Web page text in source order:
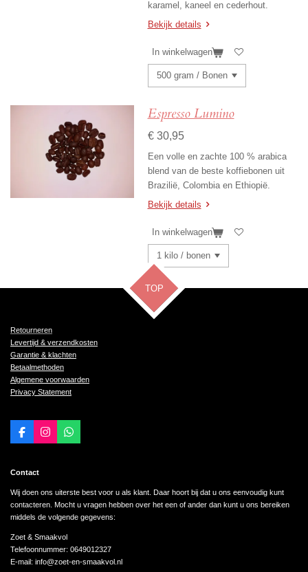
karamel, kaneel en cederhout.
Bekijk details
In winkelwagen
Espresso Lumino
€ 30,95
Een volle en zachte 100 % arabica
blend van de beste koffiebonen uit
Brazilië, Colombia en Ethiopië.
Bekijk details
In winkelwagen
TOP
Retourneren
Levertijd & verzendkosten
Garantie & klachten
Betaalmethoden
Algemene voorwaarden
Privacy Statement
F
a
b
o
o
k
I
n
r
a
m
W
h
p
p
Contact
Wij doen ons uiterste best voor u als klant. Daar hoort bij dat u ons eenvoudig kunt
contacteren. Mocht u vragen hebben over het een of ander dan kunt u ons bereiken
middels de volgende gegevens:
Zoet & Smaakvol
Telefoonnummer: 0649012327
E-mail: info@zoet-en-smaakvol.nl